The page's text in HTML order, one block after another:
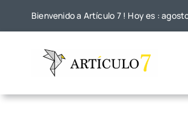
Bienvenido a Artículo 7 ! Hoy es :